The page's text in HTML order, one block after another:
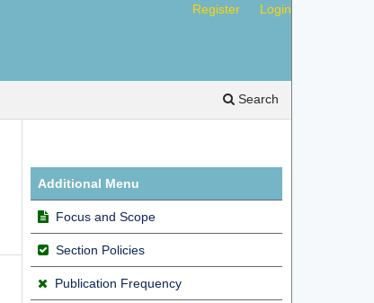
Search
Register Login
Additional Menu
Focus and Scope
Section Policies
Publication Frequency